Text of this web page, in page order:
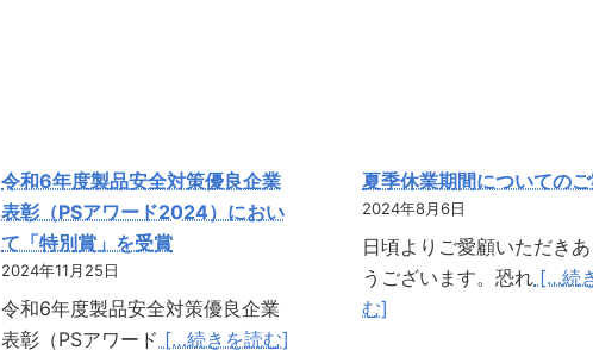
令和6年度製品安全対策優良企業
表彰（PSアワード2024）におい
て「特別賞」を受賞
2024年11月25日
令和6年度製品安全対策優良企業
表彰（PSアワード […続きを読む]
夏季休業期間についての
2024年8月6日
日頃よりご愛顧いただき
うございます。恐れ […続
む]